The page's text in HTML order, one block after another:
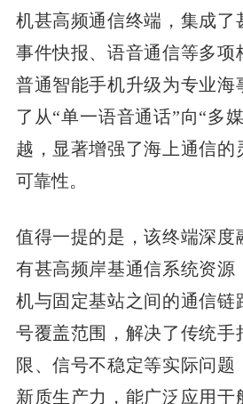
机甚高频通信终端，集成了
事件快报、语音通信等多项
普通智能手机升级为专业海
了从“单一语音通话”向“多
越，显著增强了海上通信的
可靠性。
值得一提的是，该终端深度
有甚高频岸基通信系统资源
机与固定基站之间的通信链
号覆盖范围，解决了传统手
限、信号不稳定等实际问题
新质生产力，能广泛应用于